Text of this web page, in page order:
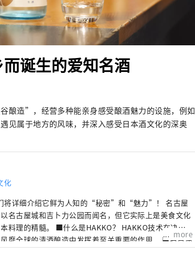
诞生的爱知名酒
造”，经营多种能亲身感受酿酒魅力的设施，例如
见属于地方的风味，并深入感受日本酒文化的深奥
化
详细介绍它鲜为人知的“秘密”和“魅力”！ 名古屋
名古屋城和吉卜力公园而闻名，但它实际上是美食文化
？ HAKKO技术在决定
球的清酒酿造中发挥着至关重要的作用。 ■名古屋
，是航空和陆路交通枢纽。得天独厚的自然环境和气候
more